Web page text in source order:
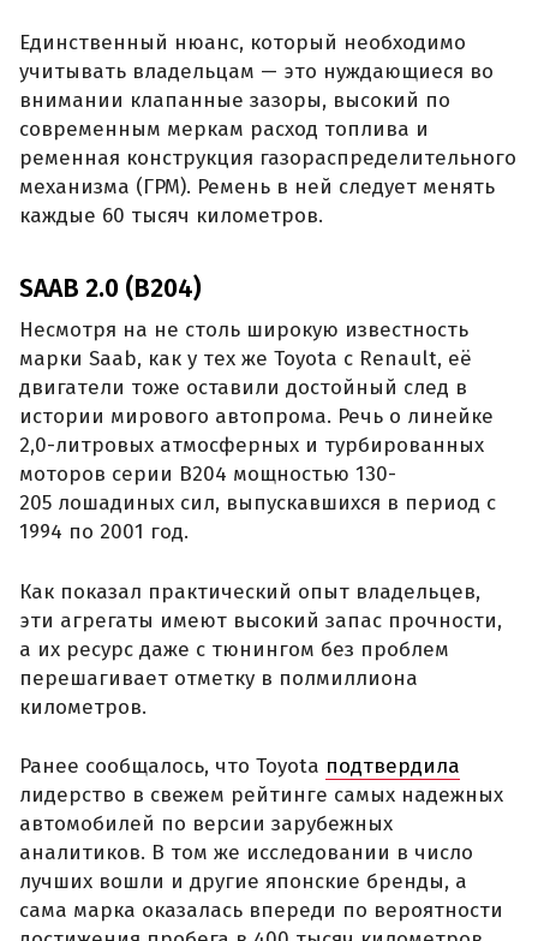
Единственный нюанс, который необходимо
учитывать владельцам — это нуждающиеся во
внимании клапанные зазоры, высокий по
современным меркам расход топлива и
ременная конструкция газораспределительного
механизма (ГРМ). Ремень в ней следует менять
каждые 60 тысяч километров.
SAAB 2.0 (B204)
Несмотря на не столь широкую известность
марки Saab, как у тех же Toyota с Renault, её
двигатели тоже оставили достойный след в
истории мирового автопрома. Речь о линейке
2,0-литровых атмосферных и турбированных
моторов серии B204 мощностью 130-
205 лошадиных сил, выпускавшихся в период с
1994 по 2001 год.
Как показал практический опыт владельцев,
эти агрегаты имеют высокий запас прочности,
а их ресурс даже с тюнингом без проблем
перешагивает отметку в полмиллиона
километров.
Ранее сообщалось, что Toyota подтвердила
лидерство в свежем рейтинге самых надежных
автомобилей по версии зарубежных
аналитиков. В том же исследовании в число
лучших вошли и другие японские бренды, а
сама марка оказалась впереди по вероятности